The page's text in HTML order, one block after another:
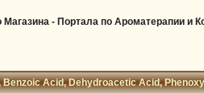
- Портала по Ароматерапии и
Benzoic Acid, Dehydroacetic Acid,